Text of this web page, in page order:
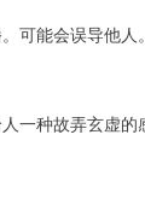
可能会误导他人。
一种故弄玄虚的